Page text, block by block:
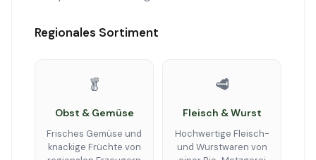
Regionales Sortiment
🥬
Obst & Gemüse
Frisches Gemüse und
knackige Früchte von
🥩
Fleisch & Wurst
Hochwertige Fleisch-
und Wurstwaren von